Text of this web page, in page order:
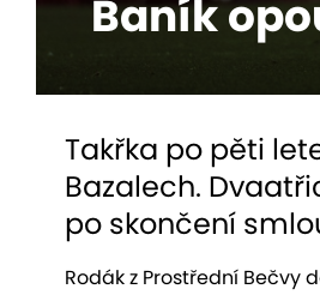
Baník
Takřka po pěti
Bazalech.
po skončení
Rodák z Prostřední Bečvy